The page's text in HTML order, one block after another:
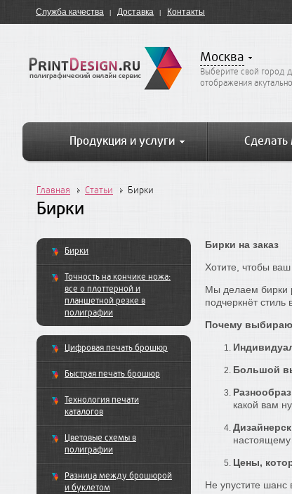
Служба качества Доставка Контакты
Москва
Выберите свой город
отображения
Продукция и услуги Сделать
Главная Статьи Бирки
Бирки
Бирки
Точность на кончике ножа:
все о плоттерной и
планшетной резке в
полиграфии
Цифровая печать брошюр
Быстрая печать брошюр
Технология печати
каталогов
Цветовые схемы в
полиграфии
Разница между брошюрой
и буклетом
Бирки на заказ
Хотите, чтобы
Мы делаем бирки
подчеркнёт стиль
Почему
Большой
какой вам
настоящему
Цены,
Не упустите шанс